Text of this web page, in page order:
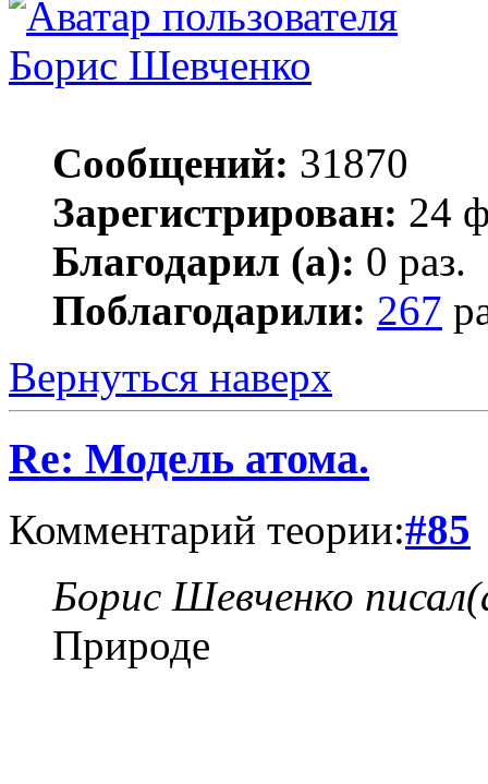
Борис Шевченко
Сообщений: 31870
Зарегистрирован: 24
Благодарил (а): 0 раз.
Поблагодарили: 267
Вернуться наверх
Re: Модель атома.
Комментарий теории:#85
Борис Шевченко
Природе